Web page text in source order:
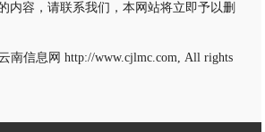
内容，请联系我们，本网站将立即予以删
南信息网 http://www.cjlmc.com, All rights